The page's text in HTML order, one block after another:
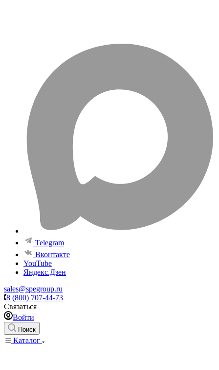
Telegram
Вконтакте
YouTube
Яндекс.Дзен
sales@spegroup.ru
8 (800) 707-44-73
Связаться
Войти
Поиск
Каталог